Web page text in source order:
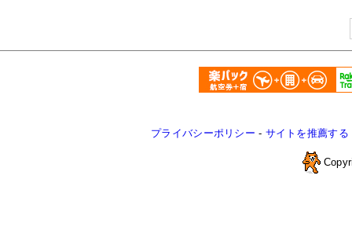
プライバシーポリシー - サイトを推薦する